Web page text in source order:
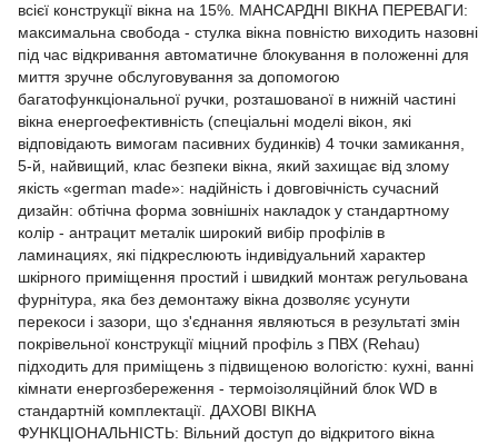
всієї конструкції вікна на 15%. МАНСАРДНІ ВІКНА ПЕРЕВАГИ:
максимальна свобода - стулка вікна повністю виходить назовні
під час відкривання автоматичне блокування в положенні для
миття зручне обслуговування за допомогою
багатофункціональної ручки, розташованої в нижній частині
вікна енергоефективність (спеціальні моделі вікон, які
відповідають вимогам пасивних будинків) 4 точки замикання,
5-й, найвищий, клас безпеки вікна, який захищає від злому
якість «german made»: надійність і довговічність сучасний
дизайн: обтічна форма зовнішніх накладок у стандартному
колір - антрацит металік широкий вибір профілів в
ламинациях, які підкреслюють індивідуальний характер
шкірного приміщення простий і швидкий монтаж регульована
фурнітура, яка без демонтажу вікна дозволяє усунути
перекоси і зазори, що з'єднання являються в результаті змін
покрівельної конструкції міцний профіль з ПВХ (Rehau)
підходить для приміщень з підвищеною вологістю: кухні, ванні
кімнати енергозбереження - термоізоляційний блок WD в
стандартній комплектації. ДАХОВІ ВІКНА
ФУНКЦІОНАЛЬНІСТЬ: Вільний доступ до відкритого вікна